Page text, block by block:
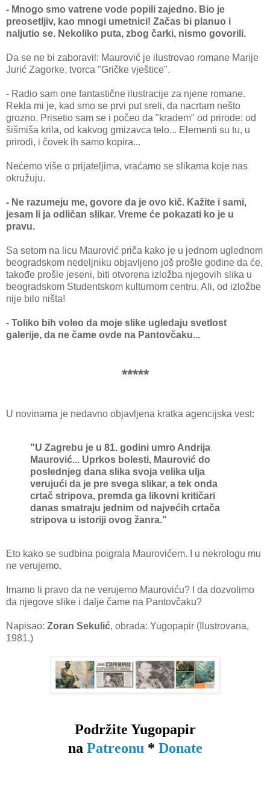
- Mnogo smo vatrene vode popili zajedno. Bio je
preosetljiv, kao mnogi umetnici! Začas bi planuo i
naljutio se. Nekoliko puta, zbog čarki, nismo govorili.
Da se ne bi zaboravil: Maurović je ilustrovao romane Marije
Jurić Zagorke, tvorca "Gričke vještice".
- Radio sam one fantastične ilustracije za njene romane.
Rekla mi je, kad smo se prvi put sreli, da nacrtam nešto
grozno. Prisetio sam se i počeo da "kradem" od prirode: od
šišmiša krila, od kakvog gmizavca telo... Elementi su tu, u
prirodi, i čovek ih samo kopira...
Nećemo više o prijateljima, vraćamo se slikama koje nas
okružuju.
- Ne razumeju me, govore da je ovo kič. Kažite i sami,
jesam li ja odličan slikar. Vreme će pokazati ko je u
pravu.
Sa setom na licu Maurović priča kako je u jednom uglednom
beogradskom nedeljniku objavljeno još prošle godine da će,
takođe prošle jeseni, biti otvorena izložba njegovih slika u
beogradskom Studentskom kulturnom centru. Ali, od izložbe
nije bilo ništa!
- Toliko bih voleo da moje slike ugledaju svetlost
galerije, da ne čame ovde na Pantovčaku...
*****
U novinama je nedavno objavljena kratka agencijska vest:
"U Zagrebu je u 81. godini umro Andrija
Maurović... Uprkos bolesti, Maurović do
poslednjeg dana slika svoja velika ulja
verujući da je pre svega slikar, a tek onda
crtač stripova, premda ga likovni kritičari
danas smatraju jednim od najvećih crtača
stripova u istoriji ovog žanra."
Eto kako se sudbina poigrala Maurovićem. I u nekrologu mu
ne verujemo.
Imamo li pravo da ne verujemo Mauroviću? I da dozvolimo
da njegove slike i dalje čame na Pantovčaku?
Napisao: Zoran Sekulić, obrada: Yugopapir (Ilustrovana,
1981.)
Podržite Yugopapir
na Patreonu * Donate